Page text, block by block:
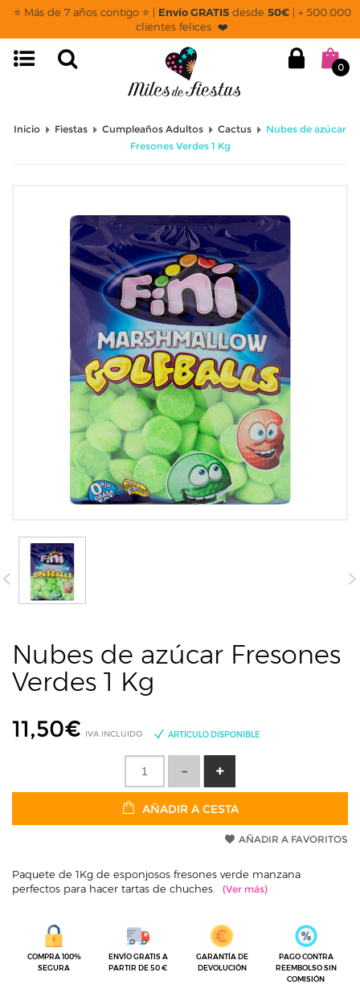
⭐ Más de 7 años contigo ⭐ | Envío GRATISdesde 50€| + 500.000
clientes felices ❤️
0
Inicio Fiestas Cumpleaños Adultos Cactus
Nubes de azúcar
Fresones Verdes 1 Kg
Nubes de azúcar Fresones
Verdes 1 Kg
11,50€ IVA INCLUIDO ARTÍCULO DISPONIBLE
AÑADIR A CESTA
AÑADIR A FAVORITOS
Paquete de 1Kg de esponjosos fresones verde manzana
perfectos para hacer tartas de chuches.
COMPRA 100%
SEGURA
ENVÍO GRATIS A
PARTIR DE 50 €
GARANTÍA DE
DEVOLUCIÓN
PAGO CONTRA
REEMBOLSO SIN
COMISIÓN